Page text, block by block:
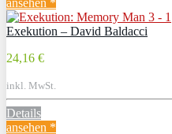
Exekution – David Baldacci
24,16 €
inkl. MwSt.
Details
ansehen *